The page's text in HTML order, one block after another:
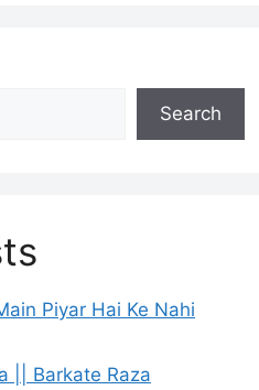
Search
Piyar Hai Ke Nahi
|| Barkate Raza